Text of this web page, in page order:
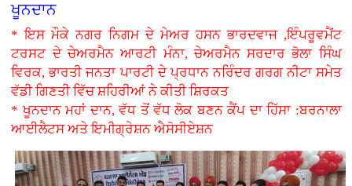
ਖੂਨਦਾਨ
* ਇਸ ਮੌਕੇ ਨਗਰ ਨਿਗਮ ਦੇ ਮੇਅਰ ਹਸਨ ਭਾਰਦਵਾਜ ,ਇੰਪਰੂਵਮੈਂਟ
ਟਰਸਟ ਦੇ ਚੇਅਰਮੈਨ ਆਰਟੀ ਮੰਨਾ, ਚੇਅਰਮੈਨ ਸਰਦਾਰ ਭੋਲਾ ਸਿੰਘ
ਵਿਰਕ, ਭਾਰਤੀ ਜਨਤਾ ਪਾਰਟੀ ਦੇ ਪ੍ਰਧਾਨ ਨਰਿੰਦਰ ਗਰਗ ਨੀਟਾ ਸਮੇਤ
ਵੱਡੀ ਗਿਣਤੀ ਵਿੱਚ ਸ਼ਹਿਰੀਆਂ ਨੇ ਕੀਤੀ ਸ਼ਿਰਕਤ
* ਖੂਨਦਾਨ ਮਹਾਂ ਦਾਨ, ਵੱਧ ਤੋਂ ਵੱਧ ਲੋਕ ਬਣਨ ਕੈਂਪ ਦਾ ਹਿੱਸਾ :ਬਰਨਾਲਾ
ਆਈਲੈਟਸ ਅਤੇ ਇਮੀਗ੍ਰੇਸ਼ਨ ਐਸੋਸੀਏਸ਼ਨ